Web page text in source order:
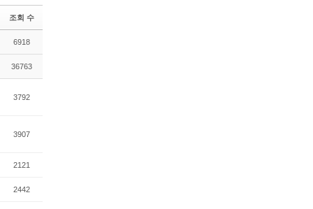
조회 수
6918
36763
3792
3907
2121
2442